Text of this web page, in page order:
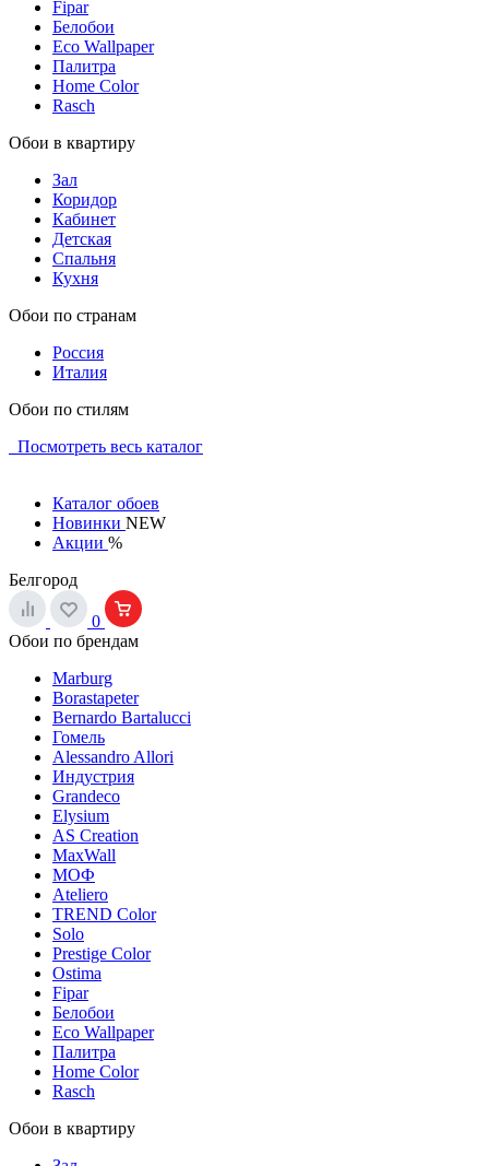
Fipar
Белобои
Eco Wallpaper
Палитра
Home Color
Rasch
Обои в квартиру
Зал
Коридор
Кабинет
Детская
Спальня
Кухня
Обои по странам
Россия
Италия
Обои по стилям
Посмотреть весь каталог
Каталог обоев
Новинки NEW
Акции %
Белгород
0
Обои по брендам
Marburg
Borastapeter
Bernardo Bartalucci
Гомель
Alessandro Allori
Индустрия
Grandeco
Elysium
AS Creation
MaxWall
МОФ
Ateliero
TREND Color
Solo
Prestige Color
Ostima
Fipar
Белобои
Eco Wallpaper
Палитра
Home Color
Rasch
Обои в квартиру